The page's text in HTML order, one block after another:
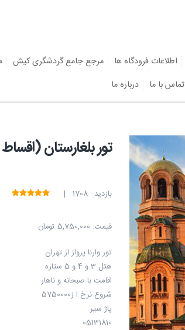
اطلاعات فرودگاه ها مرجع جامع گردشگری کیش
تماس با ما درباره ما
تور بلغارستان
بازدید : 1708 |
قیمت: 5,750,000 تومان
تور وارنا پرواز از تهران
هتل 3 و 4 و 5 ستاره
اقامت با صبحانه و ناهار
شروع نرخ ا ز5750000
پاژ سیر
05131810